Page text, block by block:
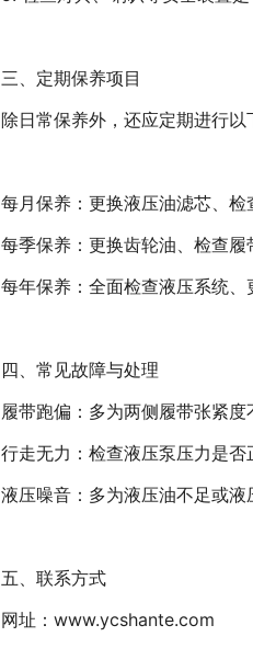
三、定期保养项目
除日常保养外，还应定期进行以
每月保养：更换液压油滤芯、
每季保养：更换齿轮油、检查
每年保养：全面检查液压系统
四、常见故障与处理
履带跑偏：多为两侧履带张紧
行走无力：检查液压泵压力是否
液压噪音：多为液压油不足或
五、联系方式
网址：www.ycshante.com